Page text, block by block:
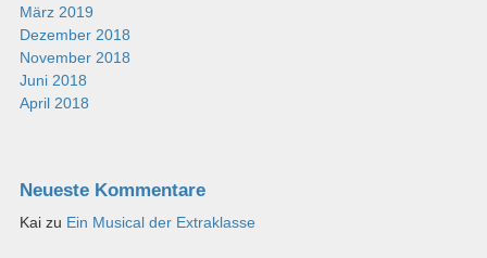
März 2019
Dezember 2018
November 2018
Juni 2018
April 2018
Neueste Kommentare
Kaizu Ein Musical der Extraklasse